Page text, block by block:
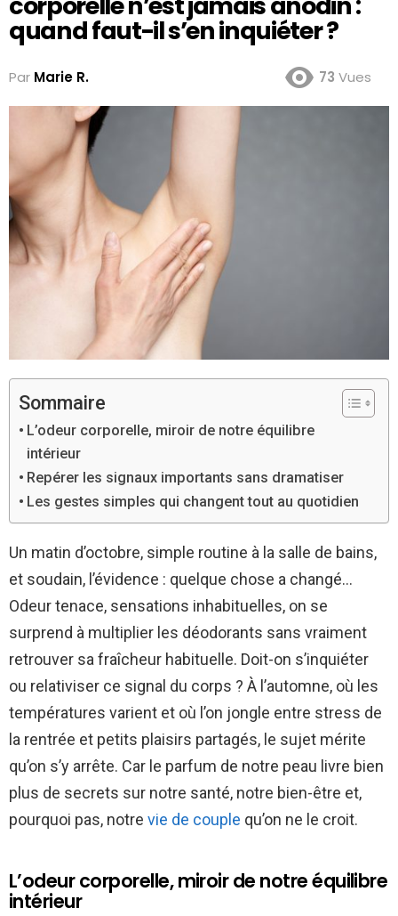
quand faut-il s’en inquiéter ?
Par Marie R. 73 Vues
Sommaire
L’odeur corporelle, miroir de notre équilibre
intérieur
Repérer les signaux importants sans dramatiser
Les gestes simples qui changent tout au quotidien
Un matin d’octobre, simple routine à la salle de bains,
et soudain, l’évidence : quelque chose a changé…
Odeur tenace, sensations inhabituelles, on se
surprend à multiplier les déodorants sans vraiment
retrouver sa fraîcheur habituelle. Doit-on s’inquiéter
ou relativiser ce signal du corps ? À l’automne, où les
températures varient et où l’on jongle entre stress de
la rentrée et petits plaisirs partagés, le sujet mérite
qu’on s’y arrête. Car le parfum de notre peau livre bien
plus de secrets sur notre santé, notre bien-être et,
pourquoi pas, notre vie de couple qu’on ne le croit.
L’odeur corporelle, miroir de notre équilibre
intérieur